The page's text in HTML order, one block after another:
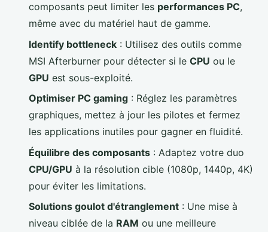
composants peut limiter les performances PC,
même avec du matériel haut de gamme.
Identify bottleneck : Utilisez des outils comme
MSI Afterburner pour détecter si le CPU ou le
GPU est sous-exploité.
Optimiser PC gaming : Réglez les paramètres
graphiques, mettez à jour les pilotes et fermez
les applications inutiles pour gagner en fluidité.
Équilibre des composants : Adaptez votre duo
CPU/GPU à la résolution cible (1080p, 1440p, 4K)
pour éviter les limitations.
Solutions goulot d'étranglement : Une mise à
niveau ciblée de la RAM ou une meilleure